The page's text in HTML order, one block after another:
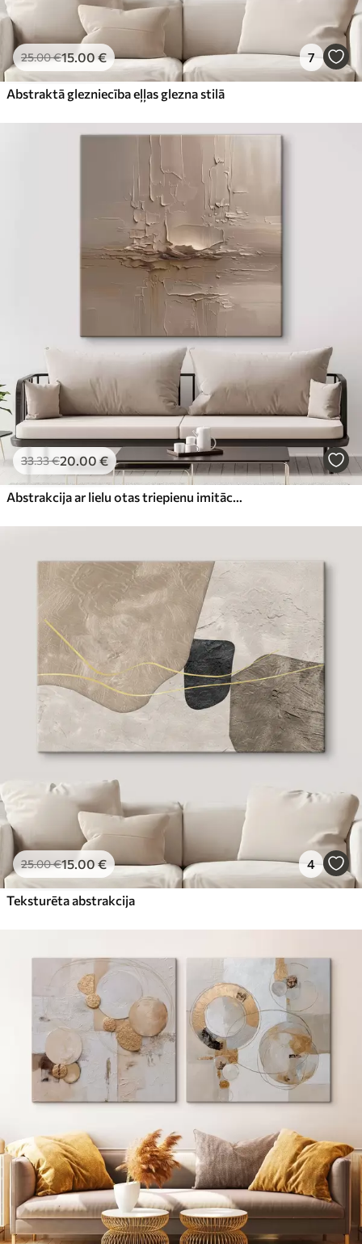
25.00€15.00€ 7
Abstraktā glezniecība eļļas glezna stilā
33.33€20.00 €
Abstrakcija ar lielu otas triepienu imitāciju
25.00€15.00€ 4
Teksturēta abstrakcija